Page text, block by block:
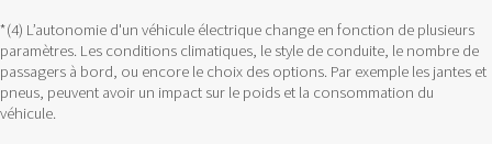
*(4) L’autonomie d'un véhicule électrique change en fonction de plusieurs
paramètres. Les conditions climatiques, le style de conduite, le nombre de
passagers à bord, ou encore le choix des options. Par exemple les jantes et
pneus, peuvent avoir un impact sur le poids et la consommation du
véhicule.